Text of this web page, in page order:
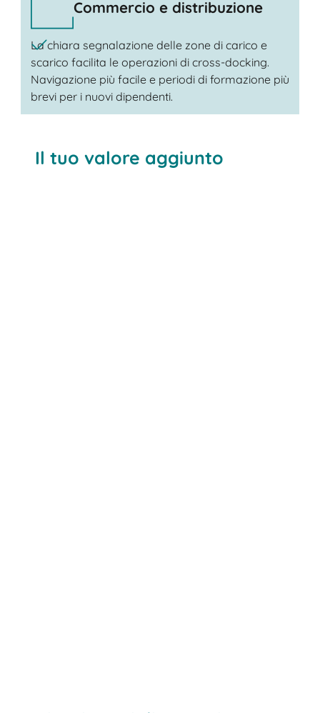
Commercio e distribuzione
La chiara segnalazione delle zone di carico e
scarico facilita le operazioni di cross-docking.
Navigazione più facile e periodi di formazione più
brevi per i nuovi dipendenti.
Il tuo valore aggiunto